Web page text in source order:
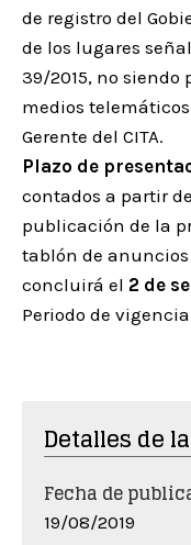
de registro del
de los lugares
39/2015, no siendo
medios
Gerente del CITA.
Plazo de
contados a partir
publicación de la
tablón de anuncios
concluirá el 2 de
Periodo de
Detalles de
Fecha de
19/08/2019